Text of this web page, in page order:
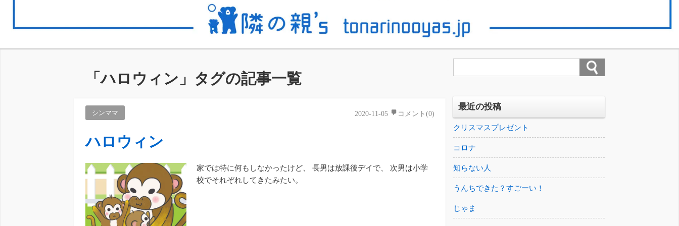
「ハロウィン 」タグの記事一覧
シンママ 2020-11-05 コメント(0)
ハロウィン
家では特に何もしなかったけど、 長男は放課後デイで、 次男は小学
校でそれぞれしてきたみたい。
最近の投稿
クリスマスプレゼント
コロナ
知らない人
うんちできた？すごーい！
じゃま